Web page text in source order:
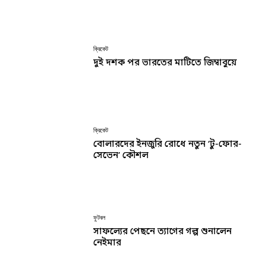
ক্রিকেট
দুই দশক পর ভারতের মাটিতে জিম্বাবুয়ে
ক্রিকেট
বোলারদের ইনজুরি রোধে নতুন ‘টু-ফোর-
সেভেন’ কৌশল
ফুটবল
সাফল্যের পেছনে ত্যাগের গল্প শুনালেন
নেইমার